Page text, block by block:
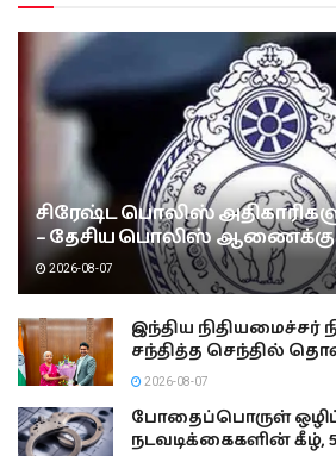
சிரேஷ்ட பொலிஸ்
– தேசிய பொலிஸ்
2026-08-07
இந்திய நிதியமைச்சர்
சந்தித்த செந்தில்
2026-08-07
போதைப்பொருள்
நடவடிக்கைகளின் கீழ்,